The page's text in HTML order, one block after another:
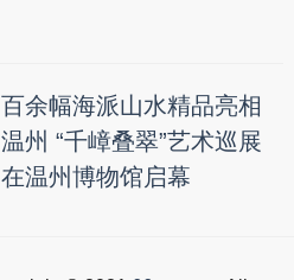
百余幅海派山水精品亮相
温州 “千嶂叠翠”艺术巡展
在温州博物馆启幕